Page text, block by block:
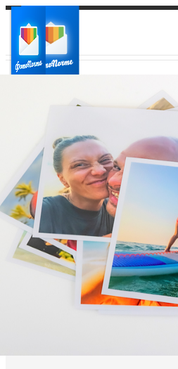
Ваш регион доставки
Выберите из списка: